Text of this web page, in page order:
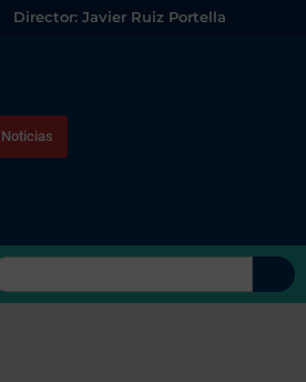
Director: Javier Ruiz Portella